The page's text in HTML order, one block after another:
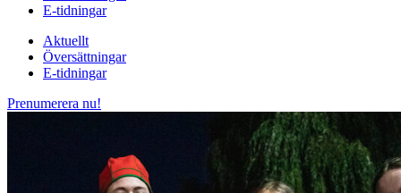
E-tidningar
Aktuellt
Översättningar
E-tidningar
Prenumerera nu!